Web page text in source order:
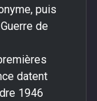
puis
de
datent
1946